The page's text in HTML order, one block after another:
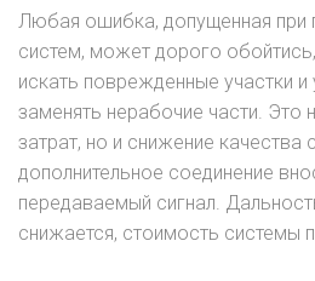
Любая ошибка, допущенная при
систем, может дорого обойтись,
искать поврежденные участки и
заменять нерабочие части. Это
затрат, но и снижение качества
дополнительное соединение
передаваемый сигнал.
снижается, стоимость системы